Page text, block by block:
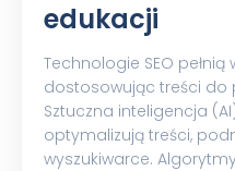
edukacji
Technologie SEO
dostosowując treści do
Sztuczna inteligencja
optymalizują treści,
wyszukiwarce.